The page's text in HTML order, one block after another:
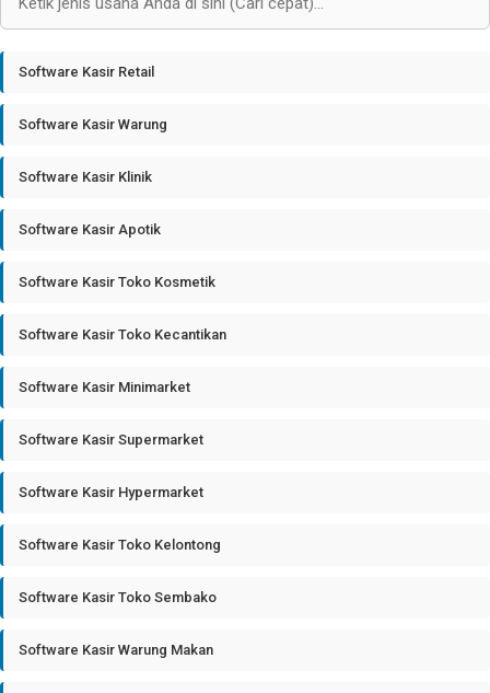
Software Kasir Retail
Software Kasir Warung
Software Kasir Klinik
Software Kasir Apotik
Software Kasir Toko Kosmetik
Software Kasir Toko Kecantikan
Software Kasir Minimarket
Software Kasir Supermarket
Software Kasir Hypermarket
Software Kasir Toko Kelontong
Software Kasir Toko Sembako
Software Kasir Warung Makan